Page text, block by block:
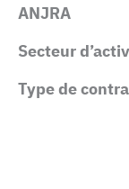
ANJRA
Secteur
Type de